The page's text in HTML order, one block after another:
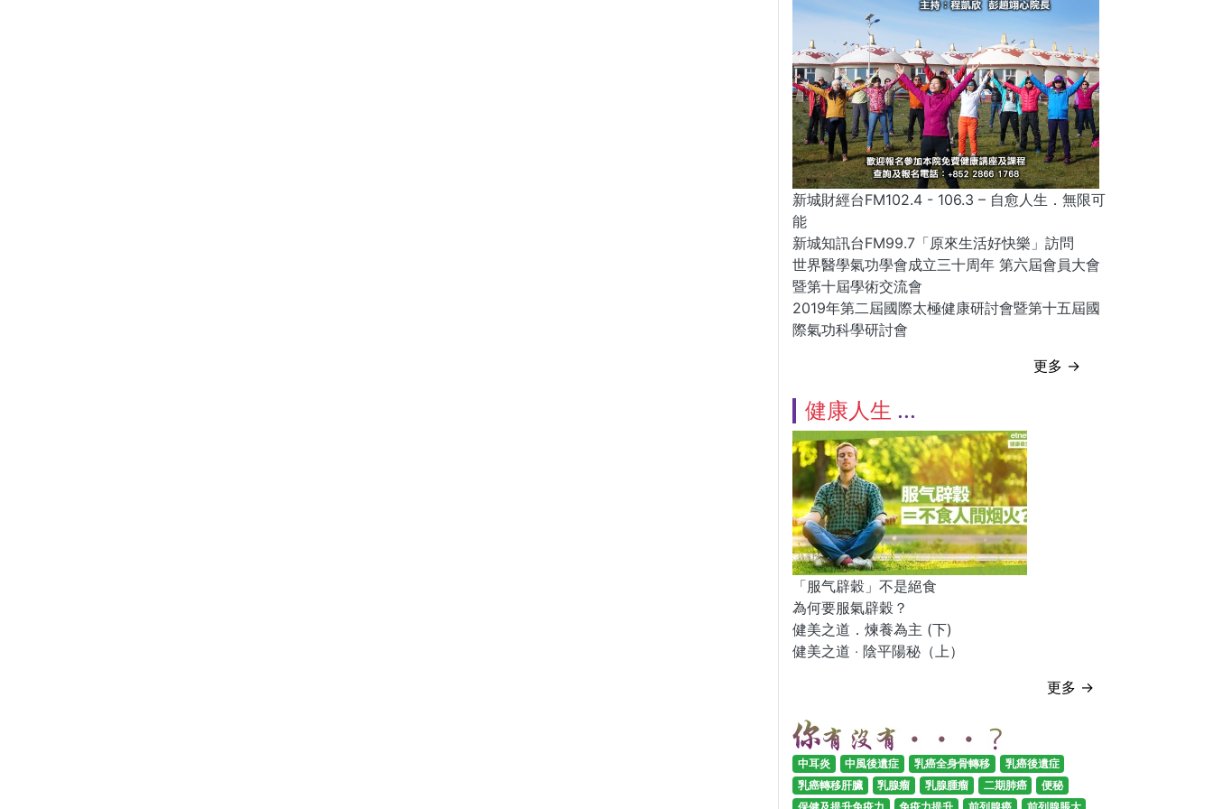
新城財經台FM102.4 - 106.3 – 自愈人生．無限可
能
新城知訊台FM99.7「原來生活好快樂」訪問
世界醫學氣功學會成立三十周年 第六屆會員大會
暨第十屆學術交流會
2019年第二屆國際太極健康研討會暨第十五屆國
際氣功科學研討會
更多 →
健康人生
「服气辟穀」不是絕食
為何要服氣辟穀？
健美之道．煉養為主 (下)
健美之道 ‧ 陰平陽秘（上）
更多 →
中耳炎 中風後遺症 乳癌全身骨轉移
乳癌後遺症
乳癌轉移肝臟
乳腺瘤 乳腺腫瘤 二期肺癌
便秘